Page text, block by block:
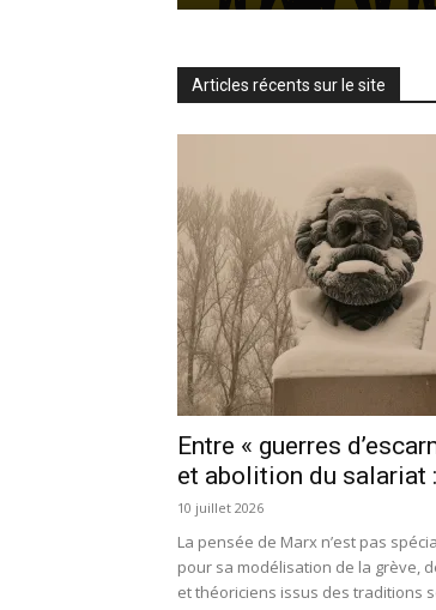
Articles récents sur le site
Entre « guerres
et abolition du salariat
10 juillet 2026
La pensée de Marx n’est pas
pour sa modélisation de la grève,
et théoriciens issus des traditions